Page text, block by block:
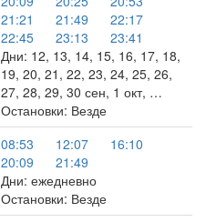
21:21
21:49
22:17
22:45
23:13
23:41
Дни: 12, 13, 14, 15, 16, 17, 18,
19, 20, 21, 22, 23, 24, 25, 26,
27, 28, 29, 30 сен, 1 окт, …
Остановки: Везде
08:53
12:07
16:10
20:09
21:49
Дни: ежедневно
Остановки: Везде